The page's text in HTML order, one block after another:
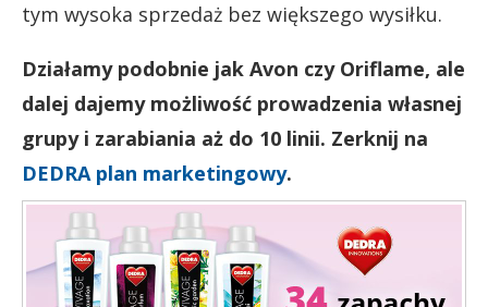
tym wysoka sprzedaż bez większego wysiłku.
Działamy podobnie jak Avon czy Oriflame, ale
dalej dajemy możliwość prowadzenia własnej
grupy i zarabiania aż do 10 linii. Zerknij na
DEDRA plan marketingowy.